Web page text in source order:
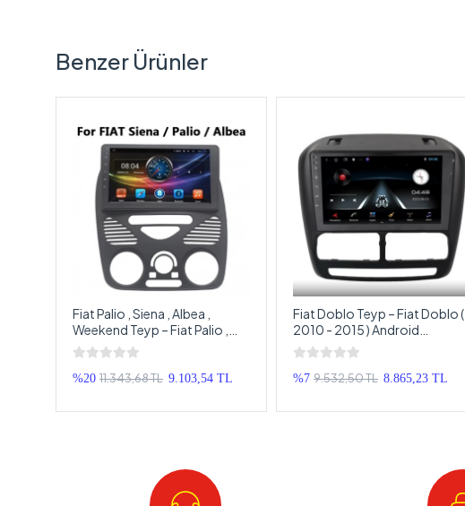
Benzer Ürünler
Fiat Palio , Siena , Albea ,
Weekend Teyp – Fiat Palio ,
Siena , Albea , Weekend
Android Multimedya – Fiat
Palio , Siena , Albea , Weekend
%20 11.343,68 TL 9.103,54 TL
Fiat Doblo Teyp – Fiat Doblo (
2010 - 2015 ) Android
Multimedya – Fiat Doblo
Android Double Teyp
%7 9.532,50 TL 8.865,23 TL